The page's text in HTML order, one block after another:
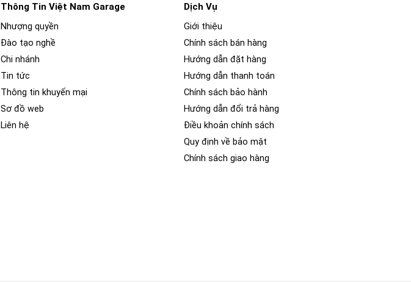
Thông Tin Việt Nam Garage
Nhượng quyền
Đào tạo nghề
Chi nhánh
Tin tức
Thông tin khuyến mại
Sơ đồ web
Liên hệ
Dịch Vụ
Giới thiệu
Chính sách bán hàng
Hướng dẫn đặt hàng
Hướng dẫn thanh toán
Chính sách bảo hành
Hướng dẫn đổi trả hàng
Điều khoản chính sách
Quy định về bảo mật
Chính sách giao hàng